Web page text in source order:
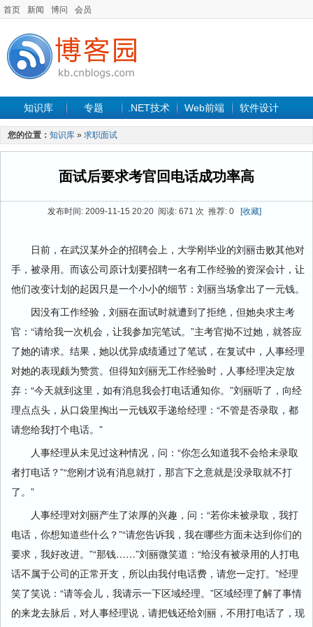
首页 新闻 博问 会员
知识库 专题 .NET技术 Web前端 软件设计
手机开发 软件工程
最新文章
您的位置： 知识库 » 求职面试
面试后要求考官回电话成功率高
发布时间: 2009-11-15 20:20 阅读: 671 次 推荐: 0 [收藏]
日前，在武汉某外企的招聘会上，大学刚毕业的刘丽击败其他对
手，被录用。而该公司原计划要招聘一名有工作经验的资深会计，让
他们改变计划的起因只是一个小小的细节：刘丽当场拿出了一元钱。
因没有工作经验，刘丽在面试时就遭到了拒绝，但她央求主考
官：“请给我一次机会，让我参加完笔试。”主考官拗不过她，就答应
了她的请求。结果，她以优异成绩通过了笔试，在复试中，人事经理
对她的表现颇为赞赏。但得知刘丽无工作经验时，人事经理决定放
弃：“今天就到这里，如有消息我会打电话通知你。”刘丽听了，向经
理点点头，从口袋里掏出一元钱双手递给经理：“不管是否录取，都
请您给我打个电话。”
人事经理从未见过这种情况，问：“你怎么知道我不会给未录取
者打电话？”“您刚才说有消息就打，那言下之意就是没录取就不打
了。”
人事经理对刘丽产生了浓厚的兴趣，问：“若你未被录取，我打
电话，你想知道些什么？”“请您告诉我，我在哪些方面未达到你们的
要求，我好改进。”“那钱……”刘丽微笑道：“给没有被录用的人打电
话不属于公司的正常开支，所以由我付电话费，请您一定打。”经理
笑了笑说：“请等会儿，我请示一下区域经理。”区域经理了解了事情
的来龙去脉后，对人事经理说，请把钱还给刘丽，不用打电话了，现